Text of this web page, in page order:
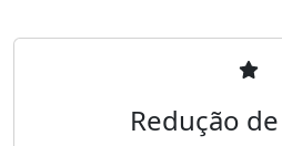
Redução